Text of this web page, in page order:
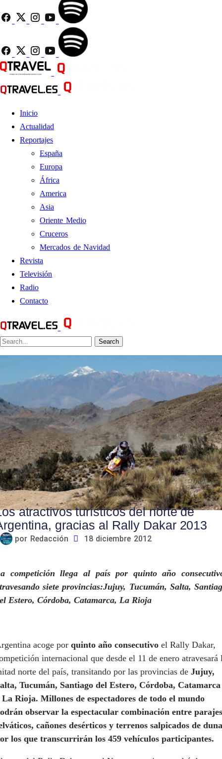
Inicio
Actualidad
Reportajes
España
Europa
África
America
Asia
Oriente Medio
Cruceros
Mercados de Navidad
Revista
Televisión
Radio
Contacto
Search
atractivos turísticos del norte de
gracias al Rally Dakar 2013
por Redacción 18 diciembre 2012
competición llega al país por quinto año
siete provincias:Jujuy, Tucumán, Salta,
Estero, Córdoba, Catamarca, La Rioja
acoge por quinto año consecutivo el Rally Dakar,
internacional que desde el 11 de enero atravesará
norte del país, transitando por las provincias de Jujuy,
Tucumán, Santiago del Estero, Córdoba, Catamarca
La Rioja. Millones de espectadores de todo el mundo
observar la espectacular combinación entre parajes
cañones desérticos y terrenos salpicados de
los que transcurrirán los 459 vehículos participantes.